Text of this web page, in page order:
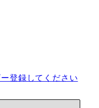
登録してください